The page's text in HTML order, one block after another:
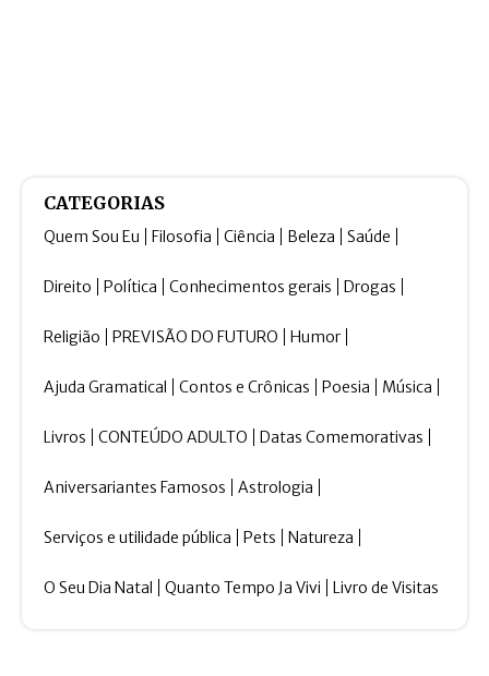
CATEGORIAS
Quem Sou Eu Filosofia Ciência Beleza Saúde
Direito Política Conhecimentos gerais Drogas
Religião PREVISÃO DO FUTURO Humor
Ajuda Gramatical Contos e Crônicas Poesia Música
Livros CONTEÚDO ADULTO Datas Comemorativas
Aniversariantes Famosos Astrologia
Serviços e utilidade pública Pets Natureza
O Seu Dia Natal Quanto Tempo Ja Vivi Livro de Visitas